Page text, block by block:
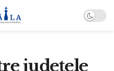
județele